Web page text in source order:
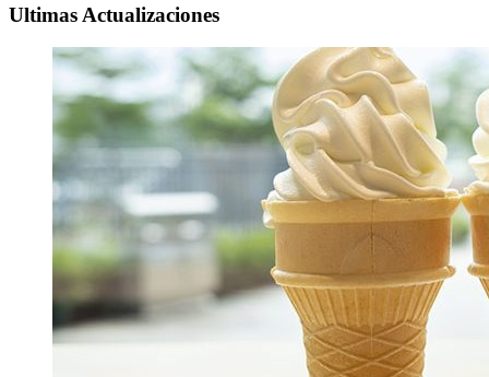
Ultimas Actualizaciones